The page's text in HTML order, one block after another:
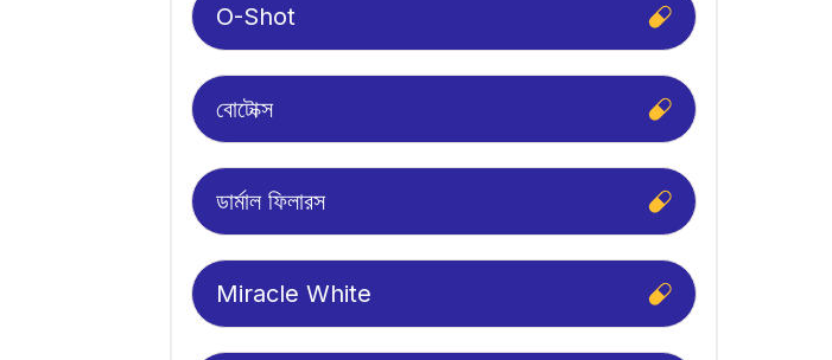
O-Shot
বোটোক্স
ডার্মাল ফিলারস
Miracle White